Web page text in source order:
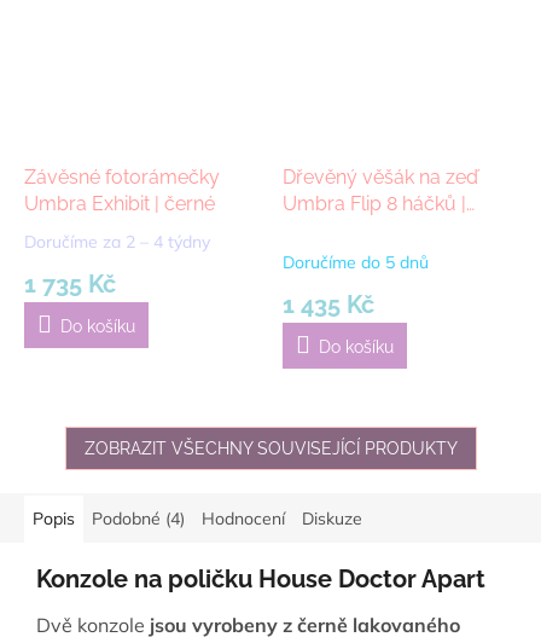
Závěsné fotorámečky
Umbra Exhibit | černé
Průměrné
produktu
5,0
Doručíme za 2 – 4 týdny
1 735 Kč
Do košíku
Dřevěný věšák na zeď
Umbra Flip 8 háčků |
Doručíme do 5 dnů
1 435 Kč
Do košíku
ZOBRAZIT VŠECHNY SOUVISEJÍCÍ PRODUKTY
Popis Podobné (4) Hodnocení Diskuze
Konzole na poličku House Doctor Apart
Dvě konzole jsou vyrobeny z černě lakovaného